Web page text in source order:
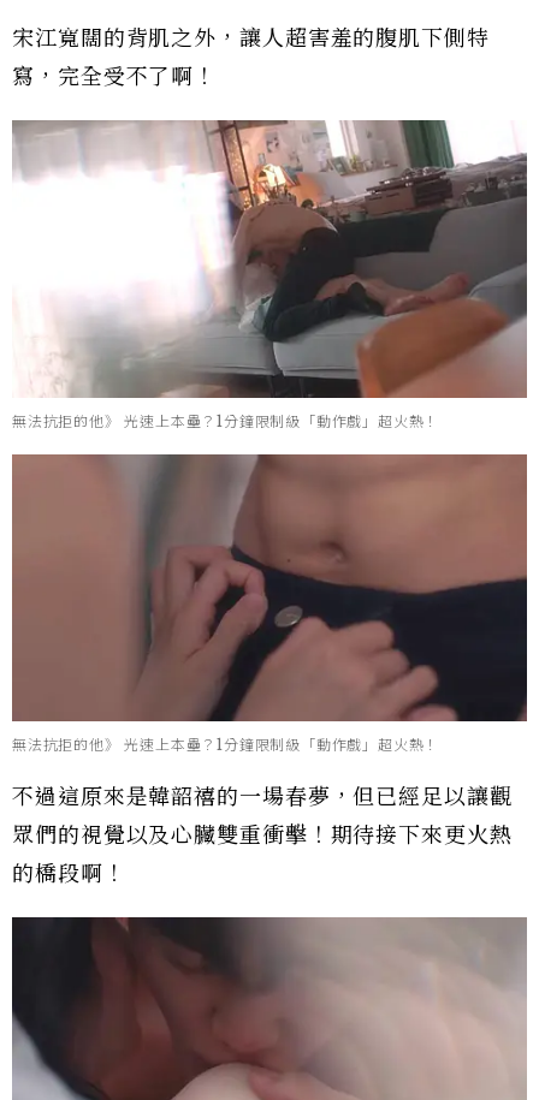
宋江寬闊的背肌之外，讓人超害羞的腹肌下側特
寫，完全受不了啊！
無法抗拒的他》 光速上本壘？1分鐘限制級「動作戲」超火熱！
無法抗拒的他》 光速上本壘？1分鐘限制級「動作戲」超火熱！
不過這原來是韓韶禧的一場春夢，但已經足以讓觀
眾們的視覺以及心臟雙重衝擊！期待接下來更火熱
的橋段啊！